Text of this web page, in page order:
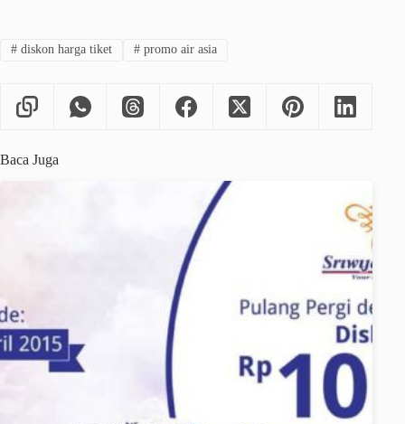
#diskon harga tiket #promo air asia
Baca Juga